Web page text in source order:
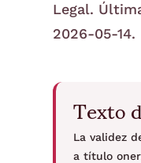
Legal.
2026-05-14.
Texto
La validez
a título